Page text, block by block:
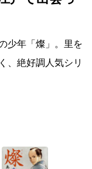
少年「燦」。里を
、絶好調人気シリ